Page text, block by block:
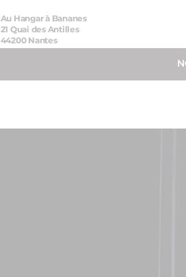
Au Hangar à Bananes
21 Quai des Antilles
44200 Nantes